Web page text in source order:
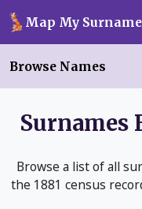
Skip to main content
Map My Surname
Browse Names
Surnames
Browse a list of all
the 1881 census